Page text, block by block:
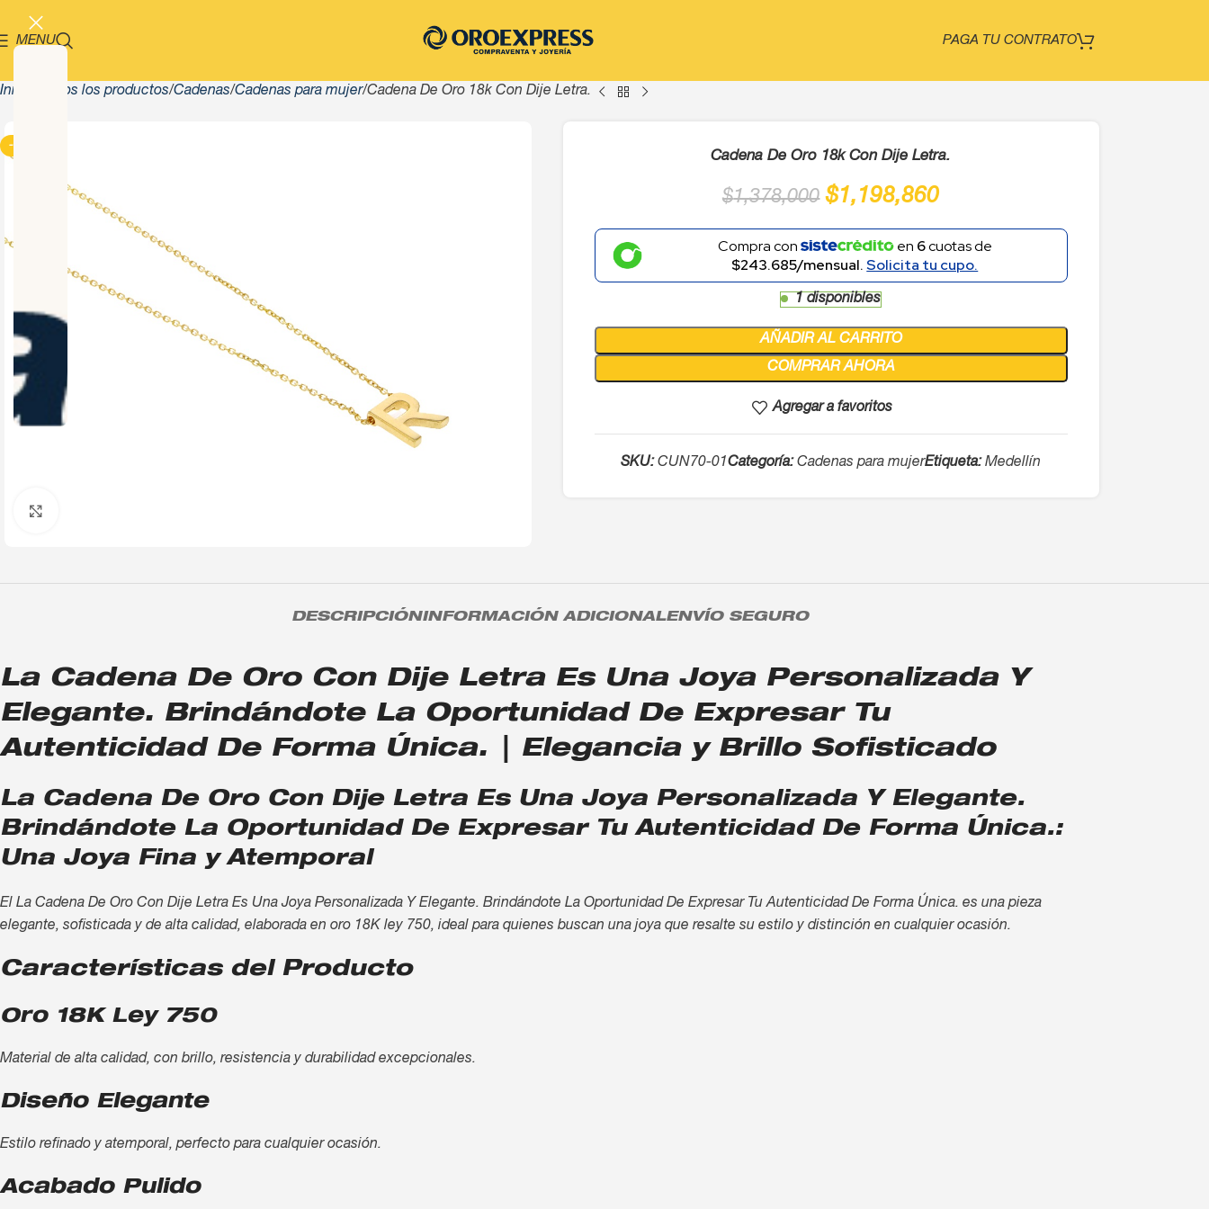
MENU PAGA TU CONTRATO
Inicio Todos los productos Cadenas Cadenas para mujer Cadena De Oro 18k Con Dije Letra.
-13%
Cadena De Oro 18k Con Dije Letra.
$1,378,000 $1,198,860
Compra con en 6cuotas de
$243.685/mensual.Solicita tu cupo.
1 disponibles
AÑADIR AL CARRITO
COMPRAR AHORA
Agregar a favoritos
SKU:CUN70-01Categoría: Cadenas para mujerEtiqueta: Medellín
DESCRIPCIÓNINFORMACIÓN ADICIONALENVÍO SEGURO
La Cadena De Oro Con Dije Letra Es Una Joya Personalizada Y
Elegante. Brindándote La Oportunidad De Expresar Tu
Autenticidad De Forma Única. | Elegancia y Brillo Sofisticado
La Cadena De Oro Con Dije Letra Es Una Joya Personalizada Y Elegante.
Brindándote La Oportunidad De Expresar Tu Autenticidad De Forma Única.:
Una Joya Fina y Atemporal
El La Cadena De Oro Con Dije Letra Es Una Joya Personalizada Y Elegante. Brindándote La Oportunidad De Expresar Tu Autenticidad De Forma Única. es una pieza
elegante, sofisticada y de alta calidad, elaborada en oro 18K ley 750, ideal para quienes buscan una joya que resalte su estilo y distinción en cualquier ocasión.
Características del Producto
Oro 18K Ley 750
Material de alta calidad, con brillo, resistencia y durabilidad excepcionales.
Diseño Elegante
Estilo refinado y atemporal, perfecto para cualquier ocasión.
Acabado Pulido